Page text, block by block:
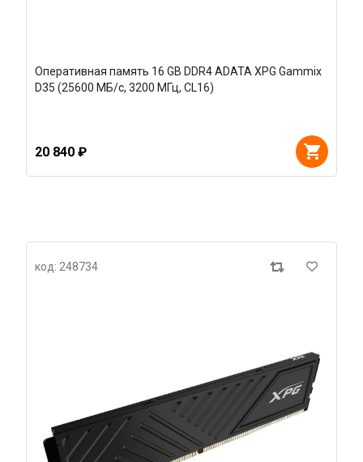
Оперативная память 16 GB DDR4 ADATA XPG Gammix
D35 (25600 МБ/с, 3200 МГц, CL16)
20 840 ₽
код: 248734